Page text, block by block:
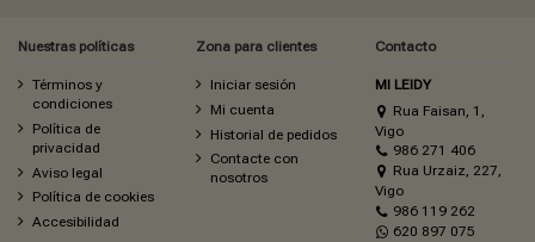
Nuestras políticas
Términos y
condiciones
Política de
privacidad
Aviso legal
Política de cookies
Accesibilidad
Zona para clientes
Iniciar sesión
Mi cuenta
Historial de pedidos
Contacte con
nosotros
Contacto
MI LEIDY
Rua Faisan, 1,
Vigo
986 271 406
Rua Urzaiz, 227,
Vigo
986 119 262
620 897 075